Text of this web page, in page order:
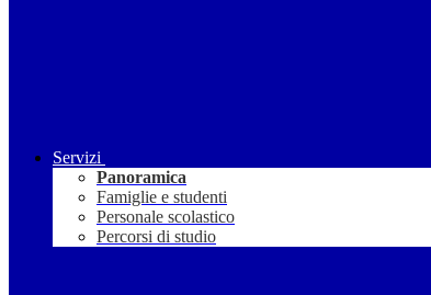
Servizi
Panoramica
Famiglie e studenti
Personale scolastico
Percorsi di studio